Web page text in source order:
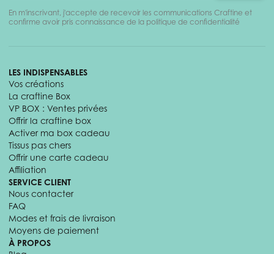
En m'inscrivant, j'accepte de recevoir les communications Craftine et
confirme avoir pris connaissance de la politique de confidentialité
LES INDISPENSABLES
Vos créations
La craftine Box
VP BOX : Ventes privées
Offrir la craftine box
Activer ma box cadeau
Tissus pas chers
Offrir une carte cadeau
Affiliation
SERVICE CLIENT
Nous contacter
FAQ
Modes et frais de livraison
Moyens de paiement
À PROPOS